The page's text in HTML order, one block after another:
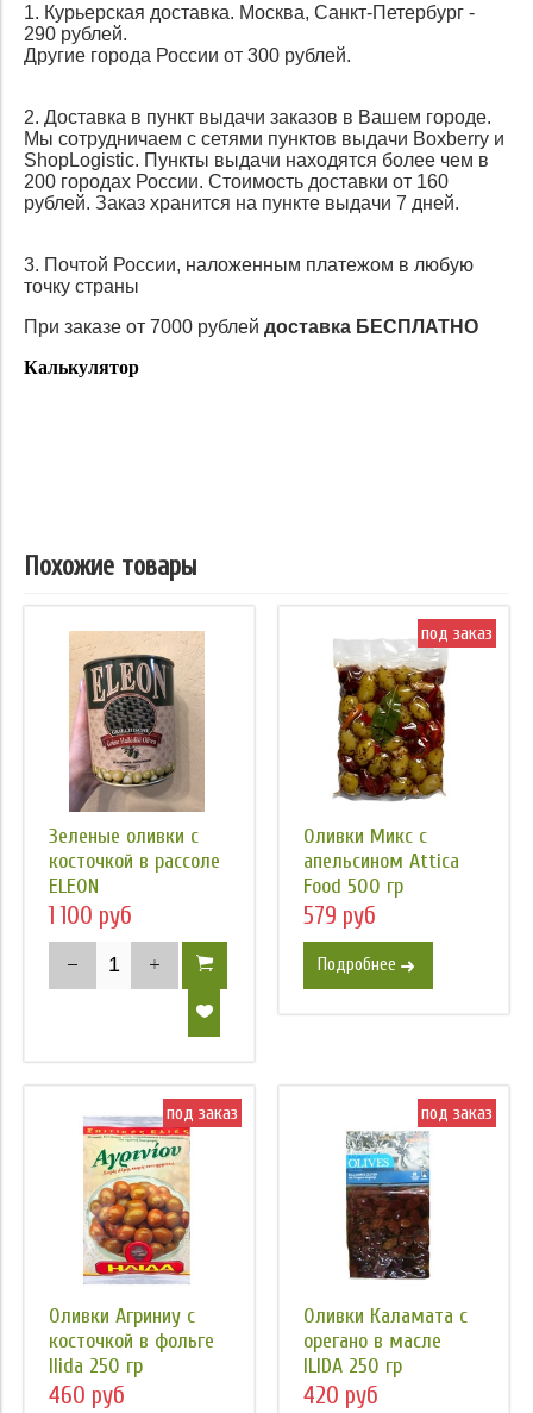
1. Курьерская доставка. Москва, Санкт-Петербург -
290 рублей.
Другие города России от 300 рублей.
2. Доставка в пункт выдачи заказов в Вашем городе.
Мы сотрудничаем с сетями пунктов выдачи Boxberry и
ShopLogistic. Пункты выдачи находятся более чем в
200 городах России. Стоимость доставки от 160
рублей. Заказ хранится на пункте выдачи 7 дней.
3. Почтой России, наложенным платежом в любую
точку страны
При заказе от 7000 рублей доставка БЕСПЛАТНО
Калькулятор
Похожие товары
Зеленые оливки с
косточкой в рассоле
ELEON
1 100 руб
под заказ
Оливки Микс с
апельсином Attica
Food 500 гр
579 руб
Подробнее
под заказ
Оливки Агриниу с
косточкой в фольге
Ilida 250 гр
460 руб
под заказ
Оливки Каламата с
орегано в масле
ILIDA 250 гр
420 руб